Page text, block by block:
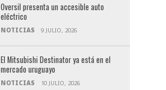
Oversil presenta un accesible auto
eléctrico
NOTICIAS 9 JULIO, 2026
El Mitsubishi Destinator ya está en el
mercado uruguayo
NOTICIAS 10 JULIO, 2026